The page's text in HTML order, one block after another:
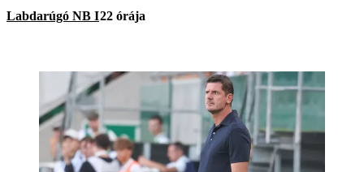
Labdarúgó NB I22 órája